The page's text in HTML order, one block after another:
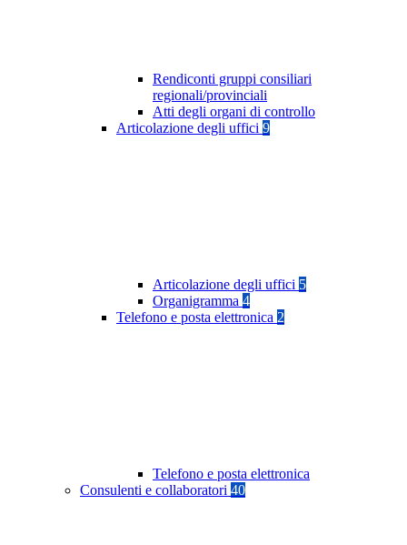
Rendiconti gruppi consiliari
regionali/provinciali
Atti degli organi di controllo
Articolazione degli uffici 9
Articolazione degli uffici 5
Organigramma 4
Telefono e posta elettronica 2
Telefono e posta elettronica
Consulenti e collaboratori 40